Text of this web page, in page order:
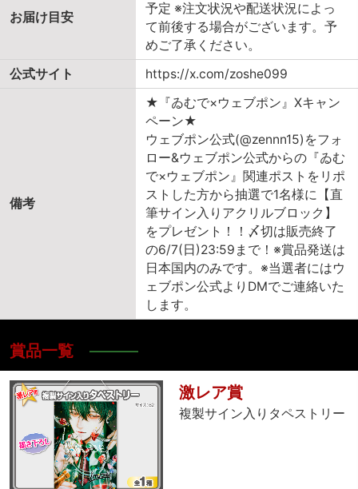
お届け目安
予定 ※注文状況や配送状況によっ
て前後する場合がございます。予
めご了承ください。
公式サイト
https://x.com/zoshe099
備考
★『ゐむで×ウェブポン』Xキャン
ペーン★
ウェブポン公式(@zennn15)をフォ
ロー&ウェブポン公式からの『ゐむ
で×ウェブポン』関連ポストをリポ
ストした方から抽選で1名様に【直
筆サイン入りアクリルブロック】
をプレゼント！！〆切は販売終了
の6/7(日)23:59まで！※賞品発送は
日本国内のみです。※当選者にはウ
ェブポン公式よりDMでご連絡いた
します。
賞品一覧
激レア賞
複製サイン入りタペストリー